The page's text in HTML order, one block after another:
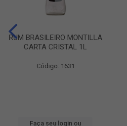
RUM BRASILEIRO MONTILLA
CARTA CRISTAL 1L
Código: 1631
Faça seu login ou